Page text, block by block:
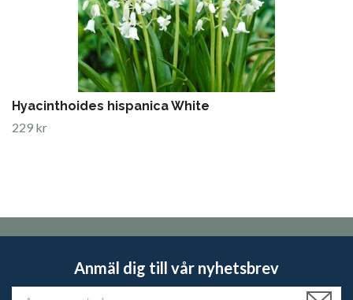
Hyacinthoides hispanica White
229 kr
Anmäl dig till vår nyhetsbrev